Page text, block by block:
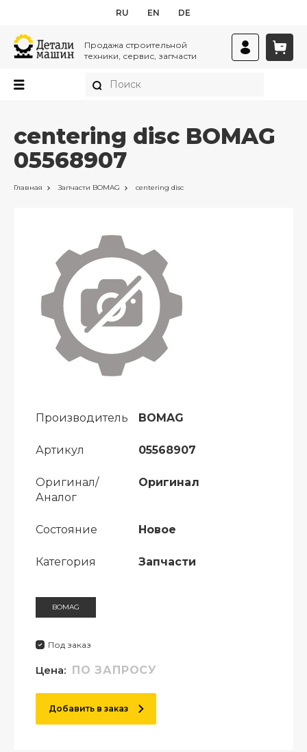
RU EN DE
Продажа строительной
техники, сервис, запчасти
centering disc BOMAG
05568907
Главная Запчасти BOMAG centering disc
Производитель BOMAG
Артикул 05568907
Оригинал/
Аналог
Оригинал
Состояние Новое
Категория Запчасти
BOMAG
Под заказ
Цена: ПО ЗАПРОСУ
Добавить в заказ